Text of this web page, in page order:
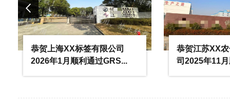
恭贺上海XX标签有限公司
2026年1月顺利通过GRS...
恭贺江苏XX
司2025年11
19
2026-03
恭贺浙江XX纺织科技有限公司2026年3月顺
16